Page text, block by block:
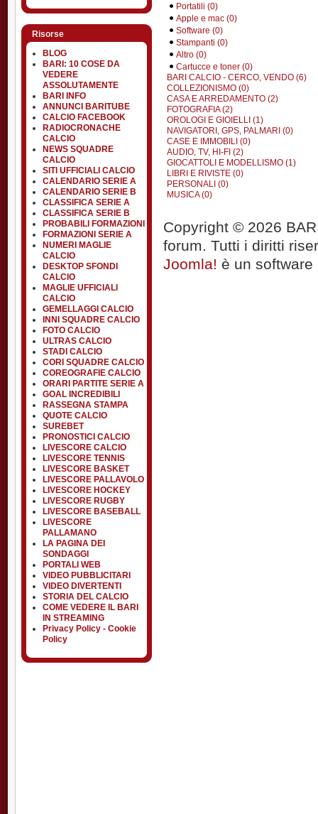
Risorse
BLOG
BARI: 10 COSE DA
VEDERE
ASSOLUTAMENTE
BARI INFO
ANNUNCI BARITUBE
CALCIO FACEBOOK
RADIOCRONACHE
CALCIO
NEWS SQUADRE
CALCIO
SITI UFFICIALI CALCIO
CALENDARIO SERIE A
CALENDARIO SERIE B
CLASSIFICA SERIE A
CLASSIFICA SERIE B
PROBABILI FORMAZIONI
FORMAZIONI SERIE A
NUMERI MAGLIE
CALCIO
DESKTOP SFONDI
CALCIO
MAGLIE UFFICIALI
CALCIO
GEMELLAGGI CALCIO
INNI SQUADRE CALCIO
FOTO CALCIO
ULTRAS CALCIO
STADI CALCIO
CORI SQUADRE CALCIO
COREOGRAFIE CALCIO
ORARI PARTITE SERIE A
GOAL INCREDIBILI
RASSEGNA STAMPA
QUOTE CALCIO
SUREBET
PRONOSTICI CALCIO
LIVESCORE CALCIO
LIVESCORE TENNIS
LIVESCORE BASKET
LIVESCORE PALLAVOLO
LIVESCORE HOCKEY
LIVESCORE RUGBY
LIVESCORE BASEBALL
LIVESCORE
PALLAMANO
LA PAGINA DEI
SONDAGGI
PORTALI WEB
VIDEO PUBBLICITARI
VIDEO DIVERTENTI
STORIA DEL CALCIO
COME VEDERE IL BARI
IN STREAMING
Privacy Policy - Cookie
Policy
Portatili (0)
Apple e mac (0)
Software (0)
Stampanti (0)
Altro (0)
Cartucce e toner (0)
BARI CALCIO - CERCO, VENDO (6)
COLLEZIONISMO (0)
CASA E ARREDAMENTO (2)
FOTOGRAFIA (2)
OROLOGI E GIOIELLI (1)
NAVIGATORI, GPS, PALMARI (0)
CASE E IMMOBILI (0)
AUDIO, TV, HI-FI (2)
GIOCATTOLI E MODELLISMO (1)
LIBRI E RIVISTE (0)
PERSONALI (0)
MUSICA (0)
Copyright © 2026
forum. Tutti i diritti
Joomla! è un